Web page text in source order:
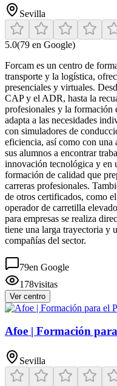
Sevilla
5.0(79 en Google)
Forcam es un centro de
transporte y la logística,
presenciales y virtuales.
CAP y el ADR, hasta la
profesionales y la formación
adapta a las necesidades
con simuladores de
eficiencia, así como con una
sus alumnos a encontrar
innovación tecnológica y en
formación de calidad que
carreras profesionales.
de otros certificados, como
operador de carretilla
para empresas se realiza
tiene una larga trayectoria y
compañías del sector.
79en Google
178visitas
Ver centro
Afoe | Formación
Sevilla